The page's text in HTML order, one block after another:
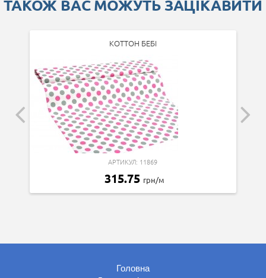
ТАКОЖ ВАС МОЖУТЬ ЗАЦІКАВИТИ
КОТТОН БЕБІ
АРТИКУЛ: 11869
315.75 грн/м
Головна